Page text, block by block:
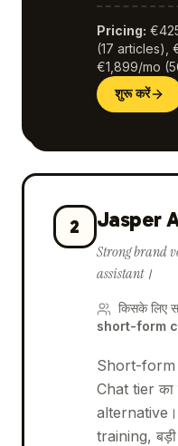
Pricing:
(17 articles),
€1,899/mo
शुरू करें
2 Jasper
Strong brand
assistant।
किसके लिए
short-form
Short-form
Chat tier का
training,